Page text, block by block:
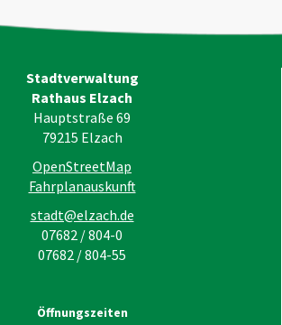
Stadtverwaltung
Rathaus Elzach
Hauptstraße 69
79215 Elzach
OpenStreetMap
Fahrplanauskunft
stadt@elzach.de
07682 / 804-0
07682 / 804-55
Öffnungszeiten